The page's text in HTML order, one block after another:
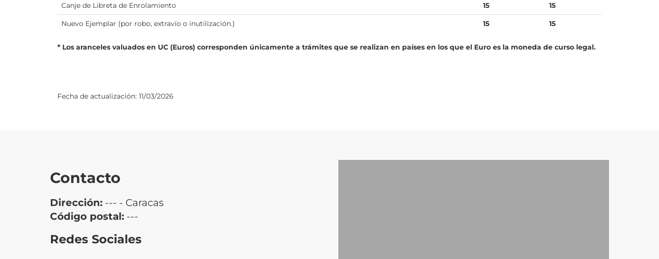
Canje de Libreta de Enrolamiento 15 15
Nuevo Ejemplar (por robo, extravío o inutilización.) 15 15
* Los aranceles valuados en UC (Euros) corresponden únicamente a trámites que se realizan en países en los que el Euro es la moneda de curso legal.
Fecha de actualización: 11/03/2026
Contacto
Dirección: --- - Caracas
Código postal: ---
Redes Sociales